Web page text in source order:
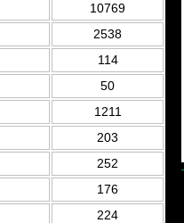
10769
2538
114
50
1211
203
252
176
224